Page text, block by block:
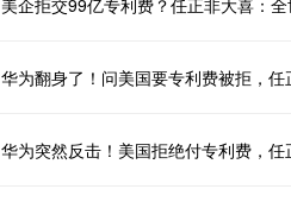
华为翻身了！问美国要专利费被拒，
华为突然反击！美国拒绝付专利费，